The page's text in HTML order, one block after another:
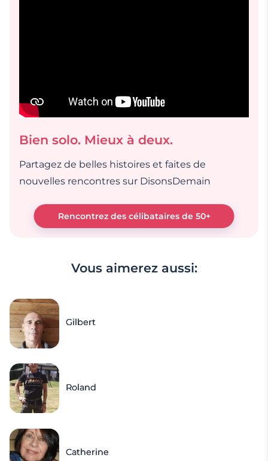
Bien solo. Mieux à deux.
Partagez de belles histoires et faites de
nouvelles rencontres sur DisonsDemain
Rencontrez des célibataires de 50+
Vous aimerez aussi:
Gilbert
Roland
Catherine